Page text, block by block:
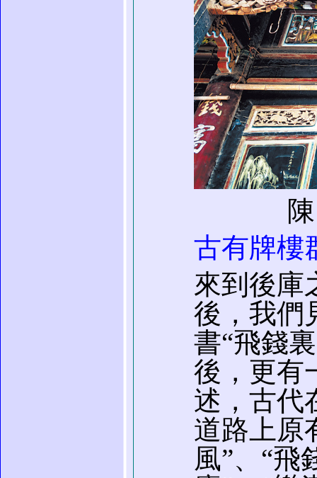
古有牌樓
來到後庫
後，我們
書“飛錢
後，更有
述，古代
道路上原
風”、“飛